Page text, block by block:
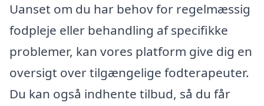
Uanset om du har behov for regelmæssig
fodpleje eller behandling af specifikke
problemer, kan vores platform give dig en
oversigt over tilgængelige fodterapeuter.
Du kan også indhente tilbud, så du får